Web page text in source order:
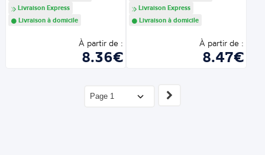
Livraison Express
Livraison à domicile
À partir de :
8.36€
Livraison Express
Livraison à domicile
À partir de :
8.47€